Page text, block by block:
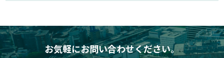
お気軽にお問い合わせください。